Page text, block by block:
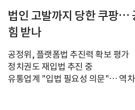
법인 고발까지 당한 쿠팡…
힘 받나
공정위, 플랫폼법 추진력 확보 평가
정치권도 재입법 추진 중
유통업계 "입법 필요성 의문"… 역